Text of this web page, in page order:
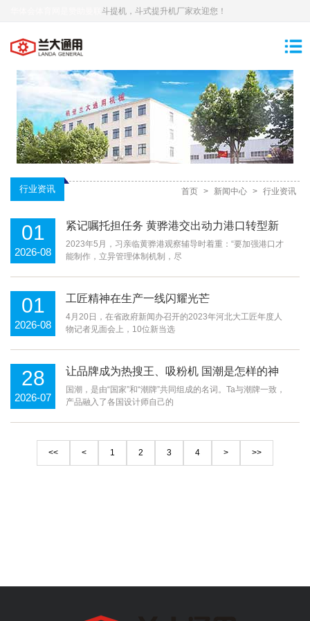
斗提机，斗式提升机厂家欢迎您！
行业资讯 首页 > 新闻中心 > 行业资讯
01
2026-08
紧记嘱托担任务 黄骅港交出动力港口转型新
答卷
2023年5月，习亲临黄骅港观察辅导时着重：“要加强港口才
能制作，立异管理体制机制，尽
01
2026-08
工匠精神在生产一线闪耀光芒
4月20日，在省政府新闻办召开的2023年河北大工匠年度人
物记者见面会上，10位新当选
28
2026-07
让品牌成为热搜王、吸粉机 国潮是怎样的神
仙存在？
国潮，是由“国家”和“潮牌”共同组成的名词。Ta与潮牌一致，
产品融入了各国设计师自己的
<< < 1 2 3 4 > >>